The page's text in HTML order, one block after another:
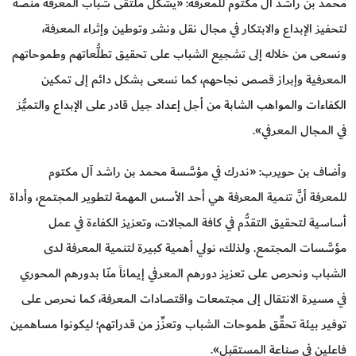
لتحفيز الإبداع والابتكار في مجال نقل ونشر وتوطين وإثراء المعرفة،
ونسعى من خلاله إلى تشجيع الشباب على تحقيق تطلُّعاتهم وطموحاتهم
المعرفية وإبراز قصص نجاحهم، كما نسعى بشكل دائم إلى تمكين
الكفاءات والمواهب الشابة من أجل إعداد جيل قادر على الإبداع والتميُّز
في المجال المعرفي».
وأضاف بن حويرب: «ندرك في مؤسَّسة محمد بن راشد آل مكتوم
للمعرفة أنَّ تنمية المعرفة هي أحد الأسس المهمة لتطوير المجتمع، وأداة
أساسية لتحقيق التقدُّم في كافة المجالات، وتعزيز الكفاءة في عمل
مؤسَّسات المجتمع. ولذلك، نولي أهمية كبيرة لتنمية المعرفة لدى
الشباب ونحرص على تعزيز دورهم المعرفي إيماناً منّا بدورهم المحوري
في مسيرة الانتقال إلى مجتمعات واقتصادات المعرفة، كما نحرص على
توفير بيئة تحقِّق طموحات الشباب وتعزِّز من قدراتهم؛ ليكونوا مساهمين
فاعلين في صناعة المستقبل».